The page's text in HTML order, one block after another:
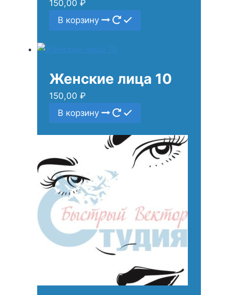
150,00 ₽
В корзину
Женские лица 10
150,00 ₽
В корзину